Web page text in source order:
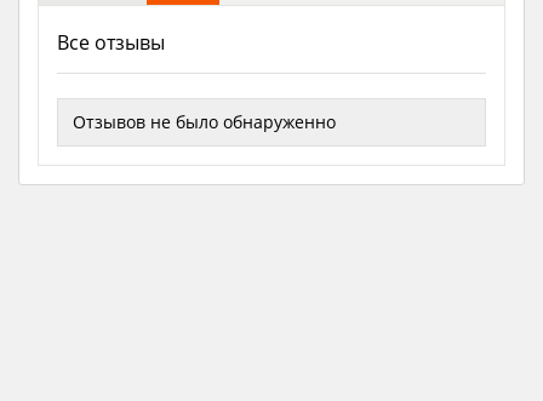
Все отзывы
Отзывов не было обнаруженно